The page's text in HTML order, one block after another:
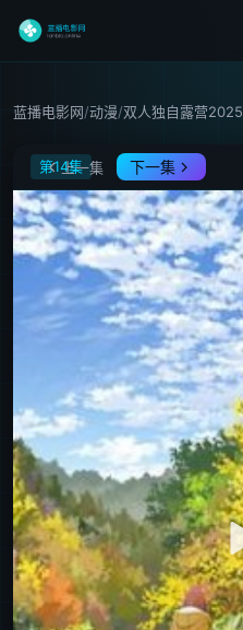
蓝播电影网/动漫/双人独自露营2025
双人独自露营2025
第14集上一集 下一集